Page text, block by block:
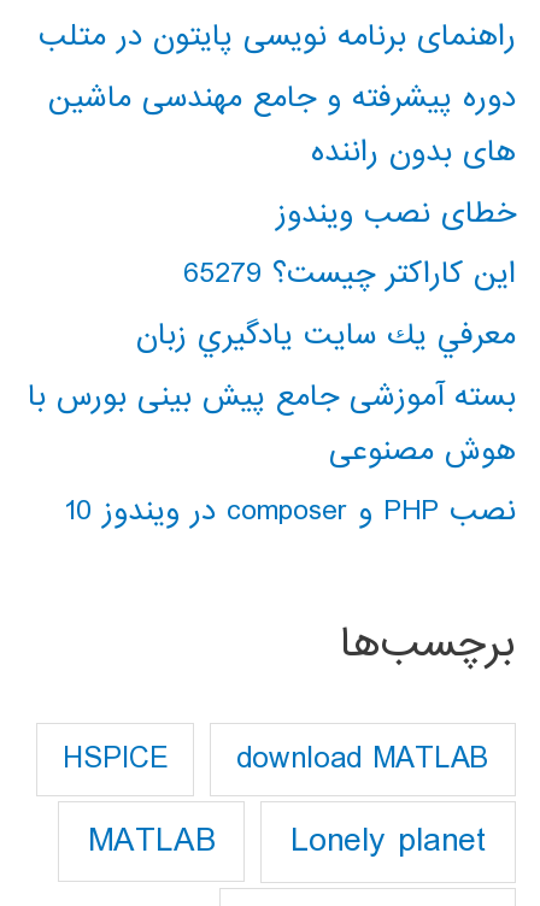
راهنمای برنامه نویسی پایتون در متلب
دوره پیشرفته و جامع مهندسی ماشین
های بدون راننده
خطای نصب ویندوز
این کاراکتر چیست؟ 65279
معرفي يك سايت يادگيري زبان
بسته آموزشی جامع پیش بینی بورس با
هوش مصنوعی
نصب PHP و composer در ویندوز 10
برچسب‌ها
download MATLAB
HSPICE
Lonely planet
MATLAB